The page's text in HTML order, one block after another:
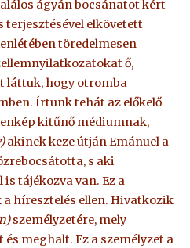
ágyán bocsánatot kért
elkövetett
töredelmesen
ő,
láttuk, hogy otromba
Írtunk tehát az előkelő
kitűnő médiumnak,
akinek keze útján Emánuel a
s aki
tájékozva van. Ez a
híresztelés ellen. Hivatkozik
személyzetére, mely
meghalt. Ez a személyzet a